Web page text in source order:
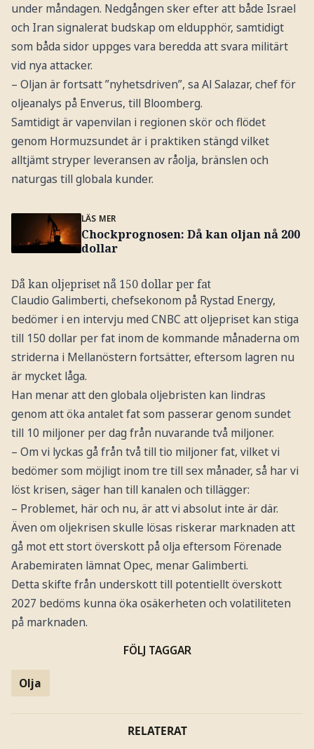
under måndagen. Nedgången sker efter att både Israel
och Iran signalerat budskap om eldupphör, samtidigt
som båda sidor uppges vara beredda att svara militärt
vid nya attacker.
– Oljan är fortsatt ”nyhetsdriven”, sa Al Salazar, chef för
oljeanalys på Enverus, till Bloomberg.
Samtidigt är vapenvilan i regionen skör och flödet
genom Hormuzsundet är i praktiken stängd vilket
alltjämt stryper leveransen av råolja, bränslen och
naturgas till globala kunder.
LÄS MER
Chockprognosen: Då kan oljan nå 200
dollar
Då kan oljepriset nå 150 dollar per fat
Claudio Galimberti, chefsekonom på Rystad Energy,
bedömer i en intervju med CNBC att oljepriset kan stiga
till 150 dollar per fat inom de kommande månaderna om
striderna i Mellanöstern fortsätter, eftersom lagren nu
är mycket låga.
Han menar att den globala oljebristen kan lindras
genom att öka antalet fat som passerar genom sundet
till 10 miljoner per dag från nuvarande två miljoner.
– Om vi lyckas gå från två till tio miljoner fat, vilket vi
bedömer som möjligt inom tre till sex månader, så har vi
löst krisen, säger han till kanalen och tillägger:
– Problemet, här och nu, är att vi absolut inte är där.
Även om oljekrisen skulle lösas riskerar marknaden att
gå mot ett stort överskott på olja eftersom Förenade
Arabemiraten lämnat Opec, menar Galimberti.
Detta skifte från underskott till potentiellt överskott
2027 bedöms kunna öka osäkerheten och volatiliteten
på marknaden.
FÖLJ TAGGAR
Olja
RELATERAT